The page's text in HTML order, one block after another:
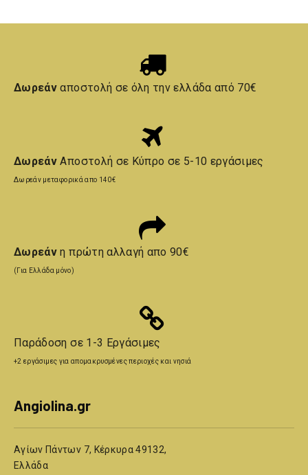
Δωρεάναποστολή σε όλη την ελλάδα από 70€
ΔωρεάνΑποστολή σε Κύπρο σε 5-10 εργάσιμες
Δωρεάν μεταφορικά απο 140€
Δωρεάνη πρώτη αλλαγή απο 90€
(Για Ελλάδα μόνο)
Παράδοση σε 1-3 Εργάσιμες
+2 εργάσιμες για απομακρυσμένες περιοχές και νησιά
Angiolina.gr
Αγίων Πάντων 7, Κέρκυρα 49132,
Ελλάδα